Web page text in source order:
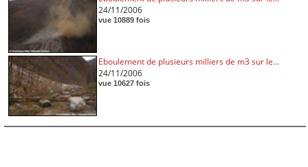
24/11/2006
vue 10889 fois
Eboulement de plusieurs milliers de m3 sur le...
24/11/2006
vue 10627 fois